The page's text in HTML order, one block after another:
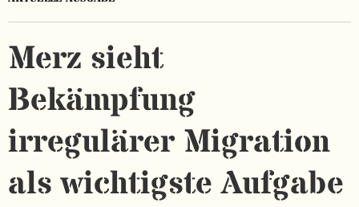
Merz sieht
Bekämpfung
irregulärer Migration
als wichtigste Aufgabe